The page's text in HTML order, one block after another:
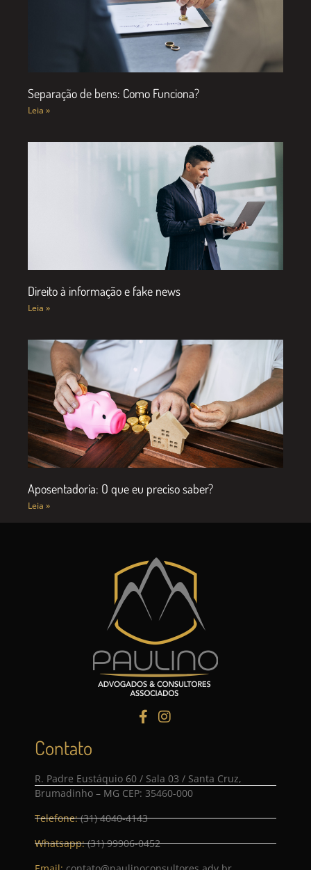
Separação de bens: Como Funciona?
Leia »
Direito à informação e fake news
Leia »
Aposentadoria: O que eu preciso saber?
Leia »
Contato
R. Padre Eustáquio 60 / Sala 03 / Santa Cruz,
Brumadinho – MG CEP: 35460-000
Telefone:(31) 4040-4143
Whatsapp:(31) 99906-0452